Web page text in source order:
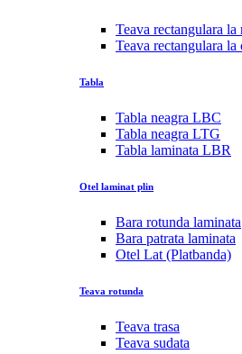
Teava rectangulara
Teava rectangulara
Tabla
Tabla neagra LBC
Tabla neagra LTG
Tabla laminata LBR
Otel laminat plin
Bara rotunda laminata
Bara patrata laminata
Otel Lat (Platbanda)
Teava rotunda
Teava trasa
Teava sudata